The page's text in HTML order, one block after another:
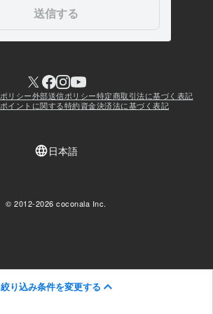
絞り込み条件を変更する